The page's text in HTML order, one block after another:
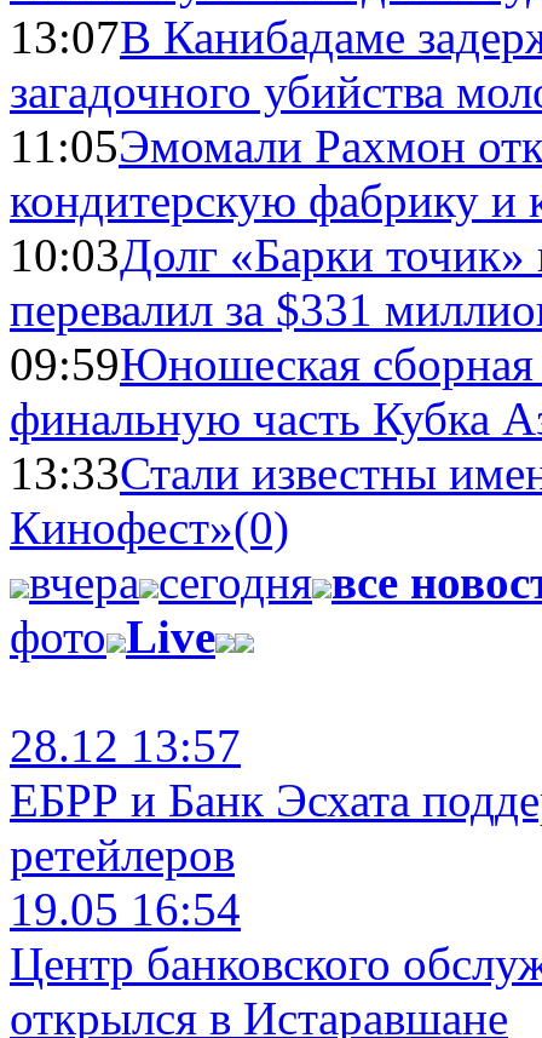
13:07В Канибадаме
загадочного убийства
11:05Эмомали Рахмон
кондитерскую фабрику и
10:03Долг «Барки
перевалил за $331
09:59Юношеская
финальную часть Кубка
13:33Стали известны
Кинофест»(0)
вчера сегодня все
фото Live
28.12 13:57
ЕБРР и Банк Эсхата
ретейлеров
19.05 16:54
Центр банковского
открылся в Истаравшане